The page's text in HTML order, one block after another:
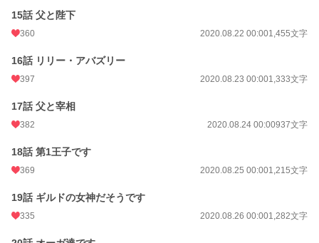
15話 父と陛下
360 2020.08.22 00:001,455文字
16話 リリー・アバズリー
397 2020.08.23 00:001,333文字
17話 父と宰相
382 2020.08.24 00:00937文字
18話 第1王子です
369 2020.08.25 00:001,215文字
19話 ギルドの女神だそうです
335 2020.08.26 00:001,282文字